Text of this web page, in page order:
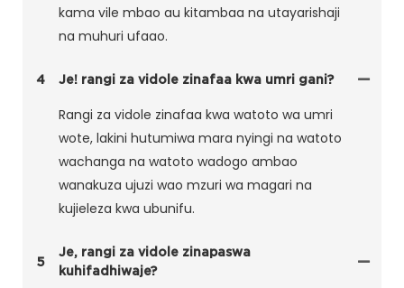
kama vile mbao au kitambaa na utayarishaji
na muhuri ufaao.
4 Je! rangi za vidole zinafaa kwa umri gani?
Rangi za vidole zinafaa kwa watoto wa umri
wote, lakini hutumiwa mara nyingi na watoto
wachanga na watoto wadogo ambao
wanakuza ujuzi wao mzuri wa magari na
kujieleza kwa ubunifu.
5
Je, rangi za vidole zinapaswa
kuhifadhiwaje?